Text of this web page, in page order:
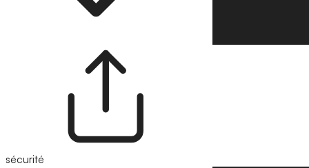
sécurité